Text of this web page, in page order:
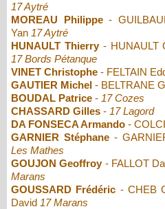
17 Aytré
MOREAU Philippe-
Yan 17 Aytré
HUNAULT Thierry- HUNAULT
17 Bords Pétanque
VINET Christophe - FELTAIN
GAUTIER Michel - BELTRANE
BOUDAL Patrice - 17 Cozes
CHASSARD Gilles - 17 Lagord
DA FONSECA Armando -
GARNIER Stéphane-
Les Mathes
GOUJON Geoffroy- FALLOT
Marans
GOUSSARD Frédéric - CHEB
David 17 Marans